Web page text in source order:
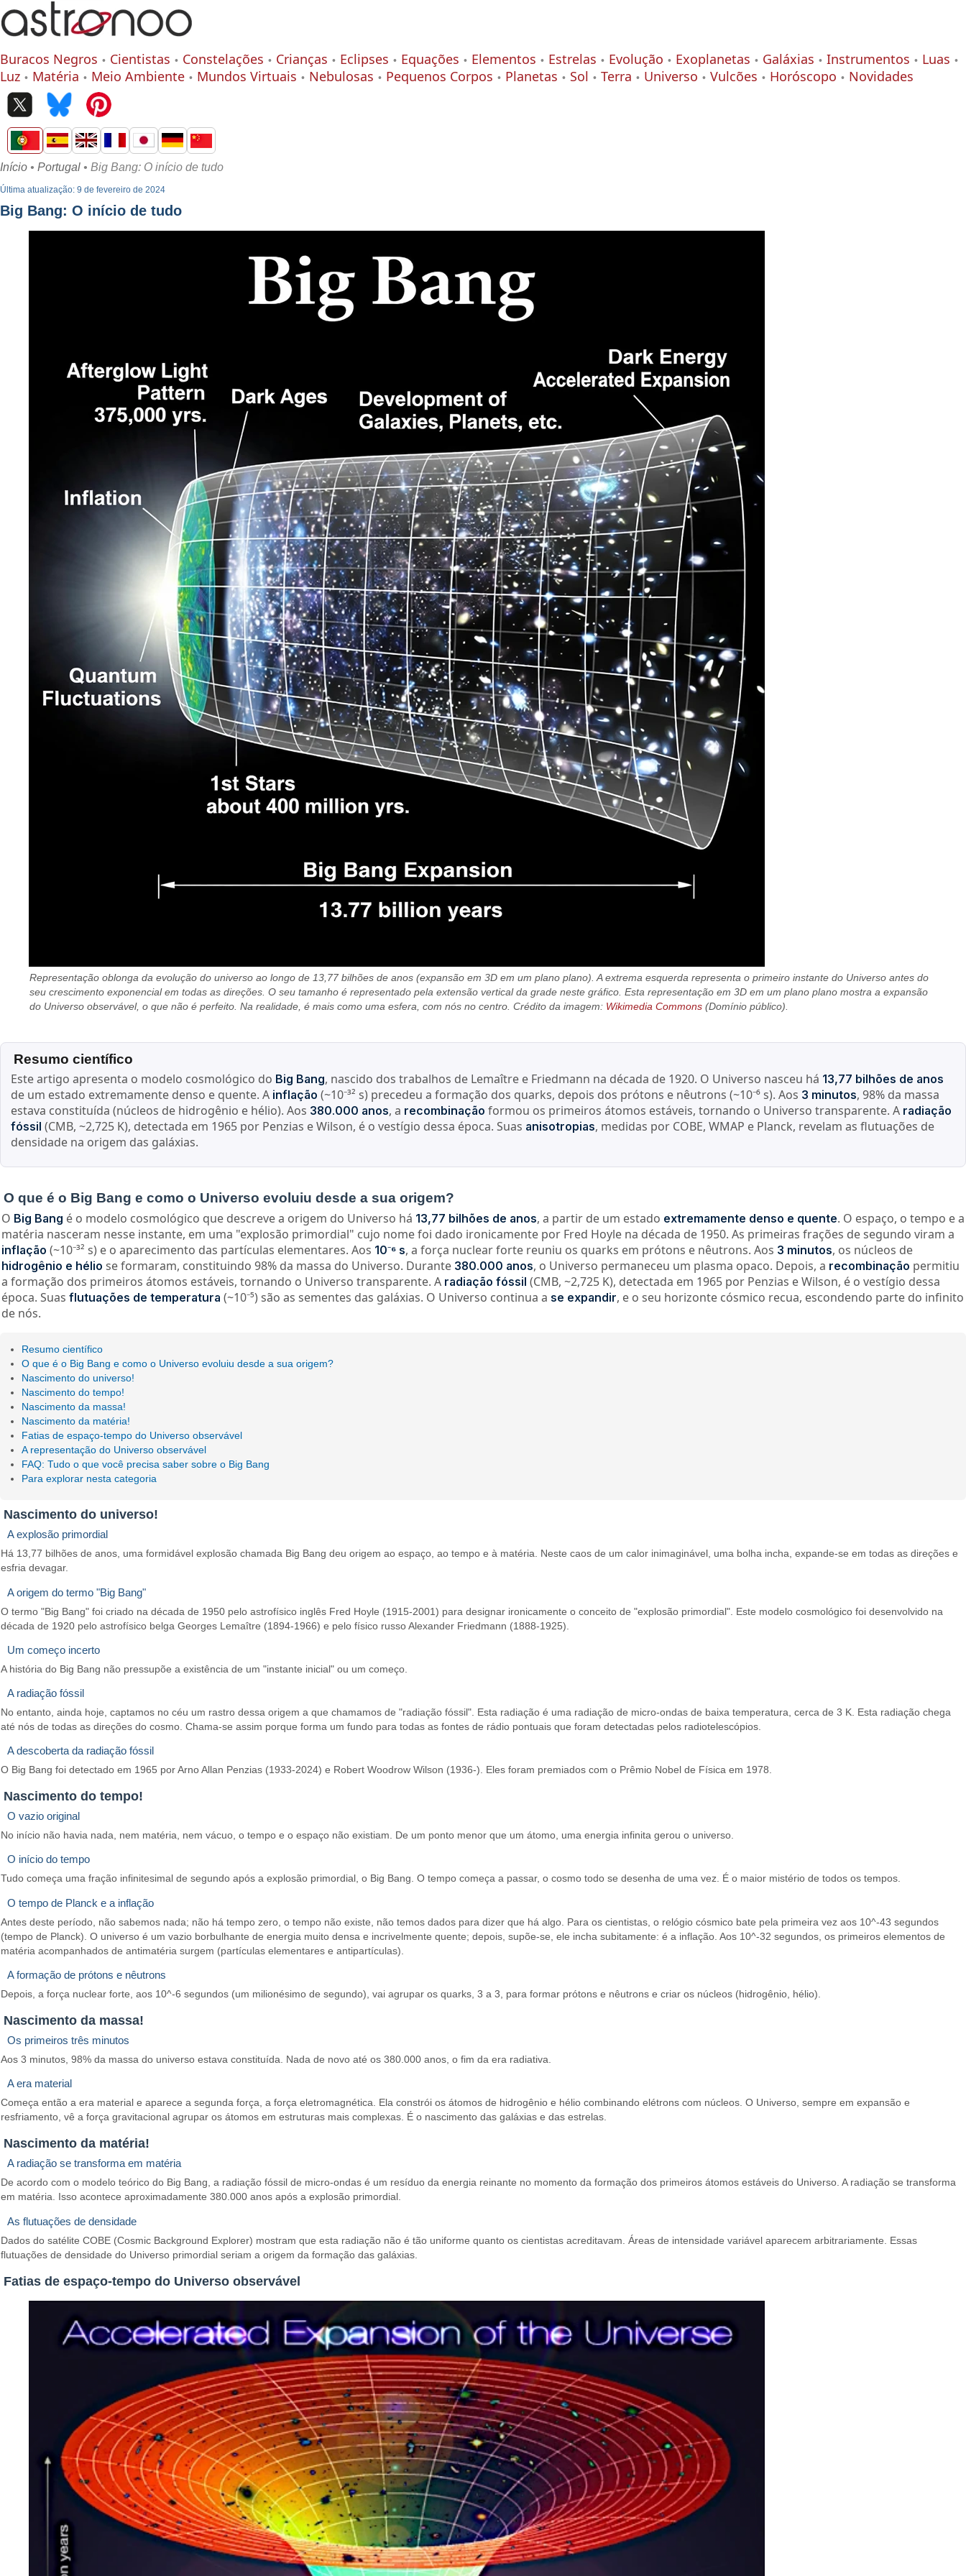
Buracos Negros Cientistas Constelações Crianças Eclipses Equações Elementos Estrelas Evolução Exoplanetas Galáxias Instrumentos
Luas
Luz
Matéria Meio Ambiente Mundos Virtuais Nebulosas Pequenos Corpos Planetas Sol Terra Universo Vulcões Horóscopo Novidades
Início • Portugal • Big Bang: O início de tudo
Última atualização: 9 de fevereiro de 2024
Big Bang: O início de tudo
Representação oblonga da evolução do universo ao longo de 13,77 bilhões de anos (expansão em 3D em um plano plano). A extrema esquerda representa o primeiro instante do Universo antes do
seu crescimento exponencial em todas as direções. O seu tamanho é representado pela extensão vertical da grade neste gráfico. Esta representação em 3D em um plano plano mostra a expansão
do Universo observável, o que não é perfeito. Na realidade, é mais como uma esfera, com nós no centro. Crédito da imagem: Wikimedia Commons (Domínio público).
Resumo científico
Este artigo apresenta o modelo cosmológico do Big Bang, nascido dos trabalhos de Lemaître e Friedmann na década de 1920. O Universo nasceu há 13,77 bilhões de anos
de um estado extremamente denso e quente. A inflação (~10⁻³² s) precedeu a formação dos quarks, depois dos prótons e nêutrons (~10⁻⁶ s). Aos 3 minutos, 98% da massa
estava constituída (núcleos de hidrogênio e hélio). Aos 380.000 anos, a recombinação formou os primeiros átomos estáveis, tornando o Universo transparente. A radiação
fóssil (CMB, ~2,725 K), detectada em 1965 por Penzias e Wilson, é o vestígio dessa época. Suas anisotropias, medidas por COBE, WMAP e Planck, revelam as flutuações de
densidade na origem das galáxias.
O que é o Big Bang e como o Universo evoluiu desde a sua origem?
O Big Bang é o modelo cosmológico que descreve a origem do Universo há 13,77 bilhões de anos, a partir de um estado extremamente denso e quente. O espaço, o tempo e a
matéria nasceram nesse instante, em uma "explosão primordial" cujo nome foi dado ironicamente por Fred Hoyle na década de 1950. As primeiras frações de segundo viram a
inflação (~10⁻³² s) e o aparecimento das partículas elementares. Aos 10⁻⁶ s, a força nuclear forte reuniu os quarks em prótons e nêutrons. Aos 3 minutos, os núcleos de
hidrogênio e hélio se formaram, constituindo 98% da massa do Universo. Durante 380.000 anos, o Universo permaneceu um plasma opaco. Depois, a recombinação permitiu
a formação dos primeiros átomos estáveis, tornando o Universo transparente. A radiação fóssil (CMB, ~2,725 K), detectada em 1965 por Penzias e Wilson, é o vestígio dessa
época. Suas flutuações de temperatura (~10⁻⁵) são as sementes das galáxias. O Universo continua a se expandir, e o seu horizonte cósmico recua, escondendo parte do infinito
de nós.
Resumo científico
O que é o Big Bang e como o Universo evoluiu desde a sua origem?
Nascimento do universo!
Nascimento do tempo!
Nascimento da massa!
Nascimento da matéria!
Fatias de espaço-tempo do Universo observável
A representação do Universo observável
FAQ: Tudo o que você precisa saber sobre o Big Bang
Para explorar nesta categoria
Nascimento do universo!
A explosão primordial
Há 13,77 bilhões de anos, uma formidável explosão chamada Big Bang deu origem ao espaço, ao tempo e à matéria. Neste caos de um calor inimaginável, uma bolha incha, expande-se em todas as direções e
esfria devagar.
A origem do termo "Big Bang"
O termo "Big Bang" foi criado na década de 1950 pelo astrofísico inglês Fred Hoyle (1915-2001) para designar ironicamente o conceito de "explosão primordial". Este modelo cosmológico foi desenvolvido na
década de 1920 pelo astrofísico belga Georges Lemaître (1894-1966) e pelo físico russo Alexander Friedmann (1888-1925).
Um começo incerto
A história do Big Bang não pressupõe a existência de um "instante inicial" ou um começo.
A radiação fóssil
No entanto, ainda hoje, captamos no céu um rastro dessa origem a que chamamos de "radiação fóssil". Esta radiação é uma radiação de micro-ondas de baixa temperatura, cerca de 3 K. Esta radiação chega
até nós de todas as direções do cosmo. Chama-se assim porque forma um fundo para todas as fontes de rádio pontuais que foram detectadas pelos radiotelescópios.
A descoberta da radiação fóssil
O Big Bang foi detectado em 1965 por Arno Allan Penzias (1933-2024) e Robert Woodrow Wilson (1936-). Eles foram premiados com o Prêmio Nobel de Física em 1978.
Nascimento do tempo!
O vazio original
No início não havia nada, nem matéria, nem vácuo, o tempo e o espaço não existiam. De um ponto menor que um átomo, uma energia infinita gerou o universo.
O início do tempo
Tudo começa uma fração infinitesimal de segundo após a explosão primordial, o Big Bang. O tempo começa a passar, o cosmo todo se desenha de uma vez. É o maior mistério de todos os tempos.
O tempo de Planck e a inflação
Antes deste período, não sabemos nada; não há tempo zero, o tempo não existe, não temos dados para dizer que há algo. Para os cientistas, o relógio cósmico bate pela primeira vez aos 10^-43 segundos
(tempo de Planck). O universo é um vazio borbulhante de energia muito densa e incrivelmente quente; depois, supõe-se, ele incha subitamente: é a inflação. Aos 10^-32 segundos, os primeiros elementos de
matéria acompanhados de antimatéria surgem (partículas elementares e antipartículas).
A formação de prótons e nêutrons
Depois, a força nuclear forte, aos 10^-6 segundos (um milionésimo de segundo), vai agrupar os quarks, 3 a 3, para formar prótons e nêutrons e criar os núcleos (hidrogênio, hélio).
Nascimento da massa!
Os primeiros três minutos
Aos 3 minutos, 98% da massa do universo estava constituída. Nada de novo até os 380.000 anos, o fim da era radiativa.
A era material
Começa então a era material e aparece a segunda força, a força eletromagnética. Ela constrói os átomos de hidrogênio e hélio combinando elétrons com núcleos. O Universo, sempre em expansão e
resfriamento, vê a força gravitacional agrupar os átomos em estruturas mais complexas. É o nascimento das galáxias e das estrelas.
Nascimento da matéria!
A radiação se transforma em matéria
De acordo com o modelo teórico do Big Bang, a radiação fóssil de micro-ondas é um resíduo da energia reinante no momento da formação dos primeiros átomos estáveis do Universo. A radiação se transforma
em matéria. Isso acontece aproximadamente 380.000 anos após a explosão primordial.
As flutuações de densidade
Dados do satélite COBE (Cosmic Background Explorer) mostram que esta radiação não é tão uniforme quanto os cientistas acreditavam. Áreas de intensidade variável aparecem arbitrariamente. Essas
flutuações de densidade do Universo primordial seriam a origem da formação das galáxias.
Fatias de espaço-tempo do Universo observável